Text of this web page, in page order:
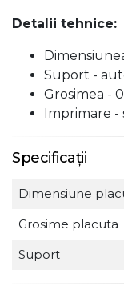
Detalii tehnice:
Suport -
Grosimea -
Imprimare -
Specificații
Dimensiune
Grosime placuta
Suport